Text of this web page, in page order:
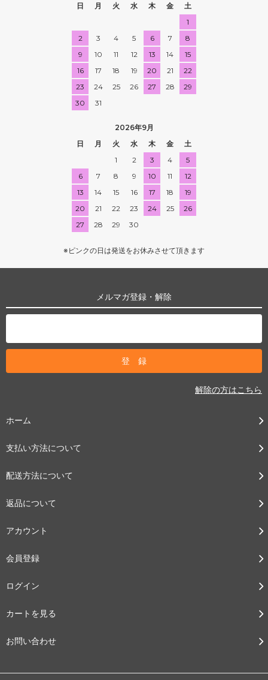
日
月 火 水 木 金
土
1
2
3 4 5 6 7
8
9
10 11 12 13 14
15
16
17 18 19 20 21
22
23
24 25 26 27 28
29
30
31
2026年9月
日
月 火 水 木 金
土
1
2 3 4
5
6
7 8 9 10 11
12
13
14 15 16 17 18
19
20
21 22 23 24 25
26
27
28 29 30
※ピンクの日は発送をお休みさせて頂きます
メルマガ登録・解除
解除の方はこちら
ホーム
支払い方法について
配送方法について
返品について
アカウント
会員登録
ログイン
カートを見る
お問い合わせ